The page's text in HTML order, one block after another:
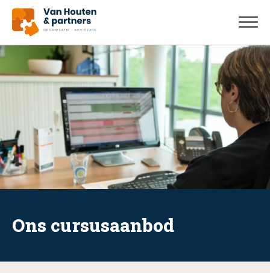
Ons cursusaanbod